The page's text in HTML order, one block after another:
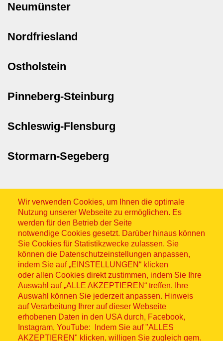
Neumünster
Nordfriesland
Ostholstein
Pinneberg-Steinburg
Schleswig-Flensburg
Stormarn-Segeberg
Wir verwenden Cookies, um Ihnen die optimale
Nutzung unserer Webseite zu ermöglichen. Es
werden für den Betrieb der Seite
notwendige Cookies gesetzt. Darüber hinaus können
Sie Cookies für Statistikzwecke zulassen. Sie
können die Datenschutzeinstellungen anpassen,
indem Sie auf „EINSTELLUNGEN“ klicken
oder allen Cookies direkt zustimmen, indem Sie Ihre
Auswahl auf „ALLE AKZEPTIEREN“ treffen. Ihre
Auswahl können Sie jederzeit anpassen. Hinweis
auf Verarbeitung Ihrer auf dieser Webseite
erhobenen Daten in den USA durch, Facebook,
Instagram, YouTube: Indem Sie auf "ALLES
AKZEPTIEREN" klicken, willigen Sie zugleich gem.
Sitemap
© ASB 2026
Fußzeilenmenü
Impressum